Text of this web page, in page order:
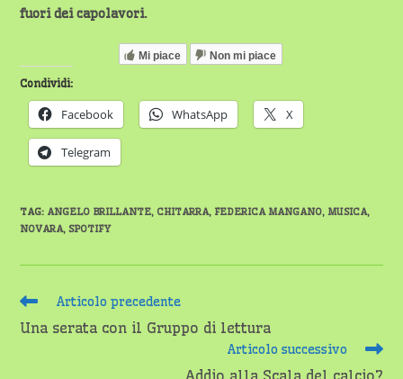
fuori dei capolavori.
Mi piace Non mi piace
Condividi:
Facebook WhatsApp X
Telegram
TAG: ANGELO BRILLANTE, CHITARRA, FEDERICA MANGANO, MUSICA,
NOVARA, SPOTIFY
Leggi
articoli
Articolo precedente
Una serata con il Gruppo di lettura
Articolo successivo
Addio alla Scala del calcio?